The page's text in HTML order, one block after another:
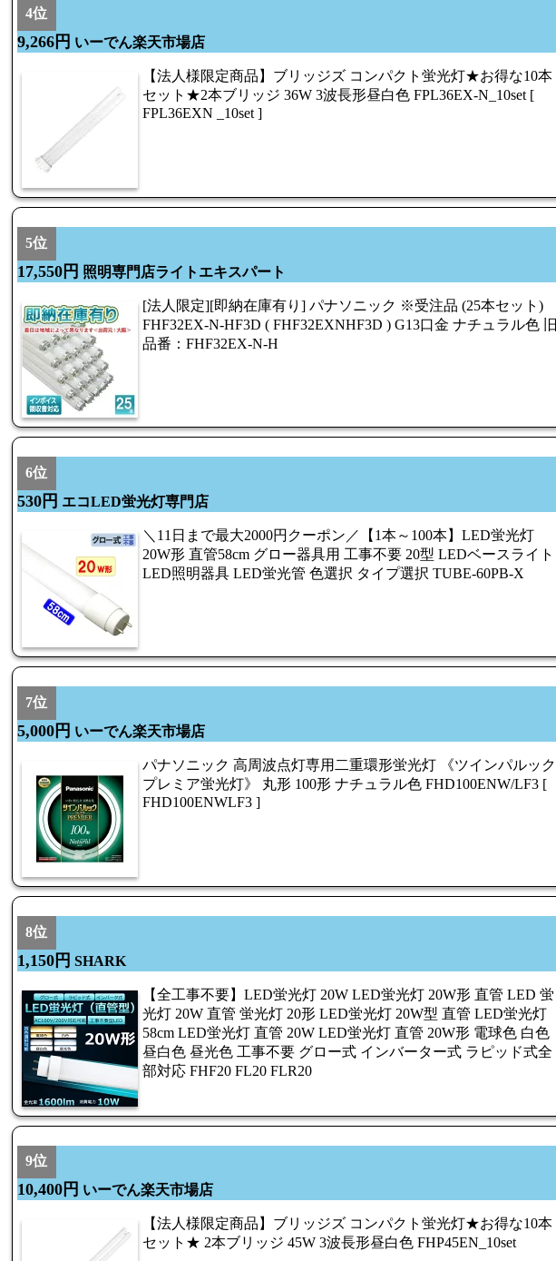
4位
9,266円 いーでん楽天市場店
【法人様限定商品】ブリッジズ コンパクト蛍光灯★お得な10本
セット★2本ブリッジ 36W 3波長形昼白色 FPL36EX-N_10set [
FPL36EXN _10set ]
5位
17,550円 照明専門店ライトエキスパート
[法人限定][即納在庫有り] パナソニック ※受注品 (25本セット)
FHF32EX-N-HF3D ( FHF32EXNHF3D ) G13口金 ナチュラル色 旧
品番：FHF32EX-N-H
6位
530円 エコLED蛍光灯専門店
＼11日まで最大2000円クーポン／【1本～100本】LED蛍光灯
20W形 直管58cm グロー器具用 工事不要 20型 LEDベースライト
LED照明器具 LED蛍光管 色選択 タイプ選択 TUBE-60PB-X
7位
5,000円 いーでん楽天市場店
パナソニック 高周波点灯専用二重環形蛍光灯 《ツインパルック
プレミア蛍光灯》 丸形 100形 ナチュラル色 FHD100ENW/LF3 [
FHD100ENWLF3 ]
8位
1,150円 SHARK
【全工事不要】LED蛍光灯 20W LED蛍光灯 20W形 直管 LED 蛍
光灯 20W 直管 蛍光灯 20形 LED蛍光灯 20W型 直管 LED蛍光灯
58cm LED蛍光灯 直管 20W LED蛍光灯 直管 20W形 電球色 白色
昼白色 昼光色 工事不要 グロー式 インバーター式 ラピッド式全
部対応 FHF20 FL20 FLR20
9位
10,400円 いーでん楽天市場店
【法人様限定商品】ブリッジズ コンパクト蛍光灯★お得な10本
セット★ 2本ブリッジ 45W 3波長形昼白色 FHP45EN_10set